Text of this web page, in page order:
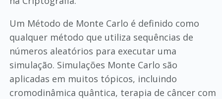
Um Método de Monte Carlo é definido como
qualquer método que utiliza sequências de
números aleatórios para executar uma
simulação. Simulações Monte Carlo são
aplicadas em muitos tópicos, incluindo
cromodinâmica quântica, terapia de câncer com